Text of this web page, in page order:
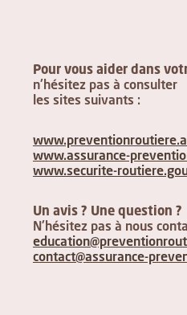
Pour vous aider dans
n'hésitez pas à consulter
les sites suivants :
www.assurance-
www.securite-
Un avis ? Une question ?
N'hésitez pas à nous
contact@assurance-